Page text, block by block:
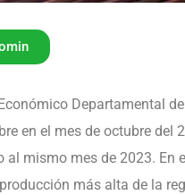
Departamental
en el mes de octubre del
al mismo mes de 2023. En
más alta de la